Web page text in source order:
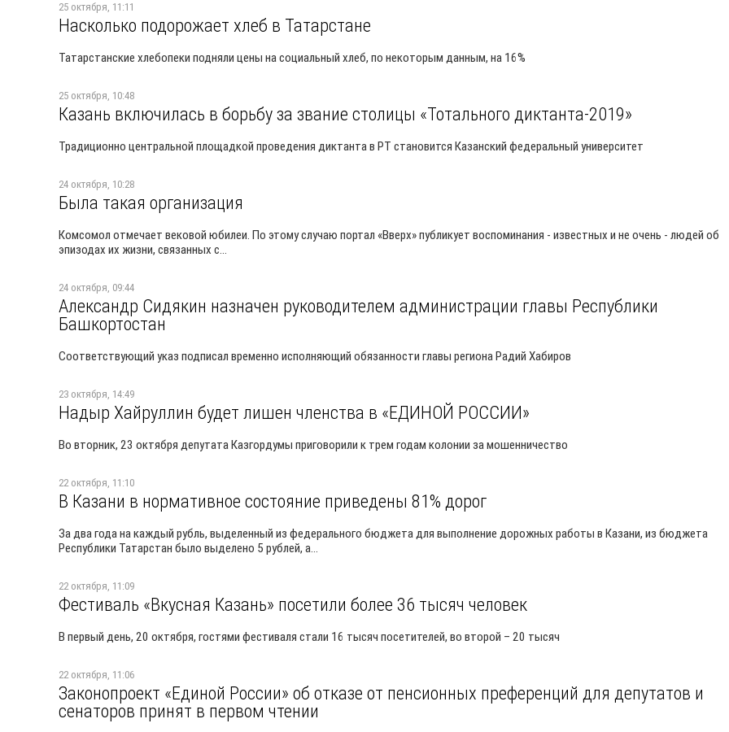
25 октября, 11:11
Насколько подорожает хлеб в Татарстане
Татарстанские хлебопеки подняли цены на социальный хлеб, по некоторым данным, на 16%
25 октября, 10:48
Казань включилась в борьбу за звание столицы «Тотального диктанта-2019»
Традиционно центральной площадкой проведения диктанта в РТ становится Казанский федеральный университет
24 октября, 10:28
Была такая организация
Комсомол отмечает вековой юбилеи. По этому случаю портал «Вверх» публикует воспоминания - известных и не очень - людей об
эпизодах их жизни, связанных с...
24 октября, 09:44
Александр Сидякин назначен руководителем администрации главы Республики
Башкортостан
Соответствующий указ подписал временно исполняющий обязанности главы региона Радий Хабиров
23 октября, 14:49
Надыр Хайруллин будет лишен членства в «ЕДИНОЙ РОССИИ»
Во вторник, 23 октября депутата Казгордумы приговорили к трем годам колонии за мошенничество
22 октября, 11:10
В Казани в нормативное состояние приведены 81% дорог
За два года на каждый рубль, выделенный из федерального бюджета для выполнение дорожных работы в Казани, из бюджета
Республики Татарстан было выделено 5 рублей, а...
22 октября, 11:09
Фестиваль «Вкусная Казань» посетили более 36 тысяч человек
В первый день, 20 октября, гостями фестиваля стали 16 тысяч посетителей, во второй – 20 тысяч
22 октября, 11:06
Законопроект «Единой России» об отказе от пенсионных преференций для депутатов и
сенаторов принят в первом чтении